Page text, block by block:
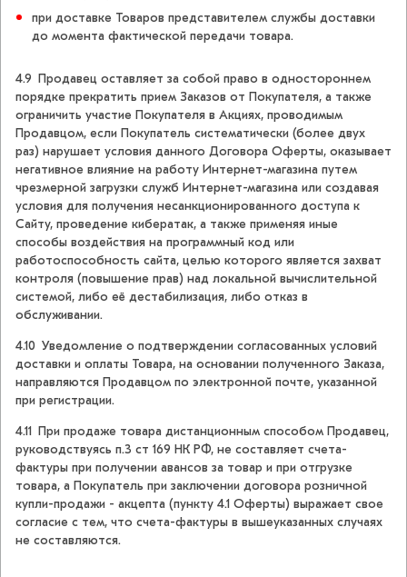
при доставке Товаров представителем службы доставки
до момента фактической передачи товара.
4.9 Продавец оставляет за собой право в одностороннем
порядке прекратить прием Заказов от Покупателя, а также
ограничить участие Покупателя в Акциях, проводимым
Продавцом, если Покупатель систематически (более двух
раз) нарушает условия данного Договора Оферты, оказывает
негативное влияние на работу Интернет-магазина путем
чрезмерной загрузки служб Интернет-магазина или создавая
условия для получения несанкционированного доступа к
Сайту, проведение кибератак, а также применяя иные
способы воздействия на программный код или
работоспособность сайта, целью которого является захват
контроля (повышение прав) над локальной вычислительной
системой, либо её дестабилизация, либо отказ в
обслуживании.
4.10 Уведомление о подтверждении согласованных условий
доставки и оплаты Товара, на основании полученного Заказа,
направляются Продавцом по электронной почте, указанной
при регистрации.
4.11 При продаже товара дистанционным способом Продавец,
руководствуясь п.3 ст 169 НК РФ, не составляет счета-
фактуры при получении авансов за товар и при отгрузке
товара, а Покупатель при заключении договора розничной
купли-продажи - акцепта (пункту 4.1 Оферты) выражает свое
согласие с тем, что счета-фактуры в вышеуказанных случаях
не составляются.